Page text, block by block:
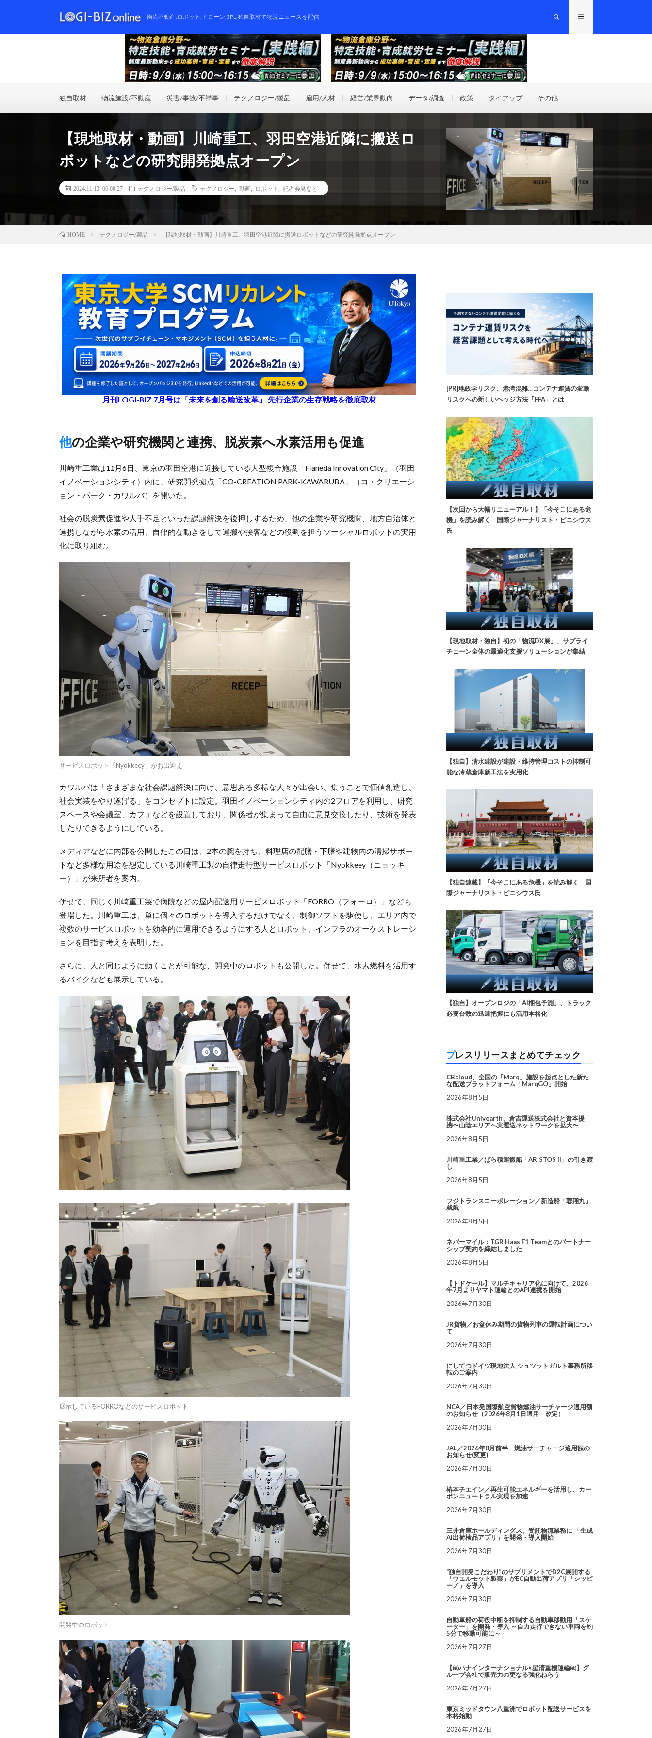
物流不動産,ロボット,ドローン,3PL,独自取材で物流ニュースを配信
独自取材 物流施設/不動産 災害/事故/不祥事 テクノロジー/製品 雇用/人材 経営/業界動向 データ/調査 政策 タイアップ その他
【現地取材・動画】川崎重工、羽田空港近隣に搬送ロ
ボットなどの研究開発拠点オープン
2024.11.13 06:00:27 テクノロジー/製品 テクノロジー 動画 ロボット 記者会見など
HOME テクノロジー/製品 【現地取材・動画】川崎重工、羽田空港近隣に搬送ロボットなどの研究開発拠点オープン
月刊LOGI-BIZ 7月号は「未来を創る輸送改革」 先行企業の生存戦略を徹底取材
他の企業や研究機関と連携、脱炭素へ水素活用も促進
川崎重工業は11月6日、東京の羽田空港に近接している大型複合施設「Haneda Innovation City」（羽田
イノベーションシティ）内に、研究開発拠点「CO-CREATION PARK-KAWARUBA」（コ・クリエーシ
ョン・パーク・カワルバ）を開いた。
社会の脱炭素促進や人手不足といった課題解決を後押しするため、他の企業や研究機関、地方自治体と
連携しながら水素の活用、自律的な動きをして運搬や接客などの役割を担うソーシャルロボットの実用
化に取り組む。
サービスロボット「Nyokkeey」がお出迎え
カワルバは「さまざまな社会課題解決に向け、意思ある多様な人々が出会い、集うことで価値創造し、
社会実装をやり遂げる」をコンセプトに設定。羽田イノベーションシティ内の2フロアを利用し、研究
スペースや会議室、カフェなどを設置しており、関係者が集まって自由に意見交換したり、技術を発表
したりできるようにしている。
メディアなどに内部を公開したこの日は、2本の腕を持ち、料理店の配膳・下膳や建物内の清掃サポー
トなど多様な用途を想定している川崎重工製の自律走行型サービスロボット「Nyokkeey（ニョッキ
ー）」が来所者を案内。
併せて、同じく川崎重工製で病院などの屋内配送用サービスロボット「FORRO（フォーロ）」なども
登場した。川崎重工は、単に個々のロボットを導入するだけでなく、制御ソフトを駆使し、エリア内で
複数のサービスロボットを効率的に運用できるようにする人とロボット、インフラのオーケストレーシ
ョンを目指す考えを表明した。
さらに、人と同じように動くことが可能な、開発中のロボットも公開した。併せて、水素燃料を活用す
るバイクなども展示している。
展示しているFORROなどのサービスロボット
開発中のロボット
[PR]地政学リスク、港湾混雑…コンテナ運賃の変動
リスクへの新しいヘッジ方法「FFA」とは
【次回から大幅リニューアル！】「今そこにある危
機」を読み解く 国際ジャーナリスト・ビニシウス
氏
【現地取材・独自】初の「物流DX展」、サプライ
チェーン全体の最適化支援ソリューションが集結
【独自】清水建設が建設・維持管理コストの抑制可
能な冷蔵倉庫新工法を実用化
【独自連載】「今そこにある危機」を読み解く 国
際ジャーナリスト・ビニシウス氏
【独自】オープンロジの「AI梱包予測」、トラック
必要台数の迅速把握にも活用本格化
プレスリリースまとめてチェック
CBcloud、全国の「Marq」施設を起点とした新た
な配送プラットフォーム「MarqGO」開始
2026年8月5日
株式会社Univearth、倉吉運送株式会社と資本提
携〜山陰エリアへ実運送ネットワークを拡大〜
2026年8月5日
川崎重工業／ばら積運搬船「ARISTOS II」の引き渡
し
2026年8月5日
フジトランスコーポレーション／新造船「蓉翔丸」
就航
2026年8月5日
ネバーマイル：TGR Haas F1 Teamとのパートナー
シップ契約を締結しました
2026年8月5日
【トドケール】マルチキャリア化に向けて、2026
年7月よりヤマト運輸とのAPI連携を開始
2026年7月30日
JR貨物／お盆休み期間の貨物列車の運転計画につい
て
2026年7月30日
にしてつドイツ現地法人 シュツットガルト事務所移
転のご案内
2026年7月30日
NCA／日本発国際航空貨物燃油サーチャージ適用額
のお知らせ（2026年8月1日適用 改定）
2026年7月30日
JAL／2026年8月前半 燃油サーチャージ適用額の
お知らせ(変更)
2026年7月30日
椿本チエイン／再生可能エネルギーを活用し、カー
ボンニュートラル実現を加速
2026年7月30日
三井倉庫ホールディングス、受託物流業務に 「生成
AI出荷検品アプリ」を開発・導入開始
2026年7月30日
“独自開発こだわり”のサプリメントでD2C展開する
「ウェルモット製薬」がEC自動出荷アプリ「シッピ
ーノ」を導入
2026年7月30日
自動車船の荷役中断を抑制する自動車移動用「スケ
ーター」を開発・導入 ～自力走行できない車両を約
5分で移動可能に～
2026年7月27日
【㈱ハナインターナショナル×星清重機運輸㈱】グ
ループ会社で販売力の更なる強化ねらう
2026年7月27日
東京ミッドタウン八重洲でロボット配送サービスを
本格始動
2026年7月27日